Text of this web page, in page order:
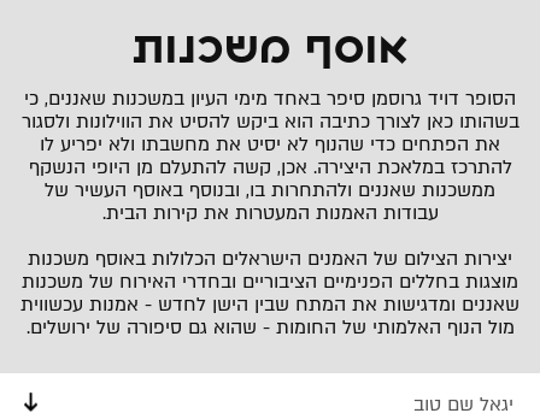
אוסף משכנות
הסופר דויד גרוסמן סיפר באחד מימי העיון במשכנות שאננים, כי
בשהותו כאן לצורך כתיבה הוא ביקש להסיט את הווילונות ולסגור
את הפתחים כדי שהנוף לא יסיט את מחשבתו ולא יפריע לו
להתרכז במלאכת היצירה. אכן, קשה להתעלם מן היופי הנשקף
ממשכנות שאננים ולהתחרות בו, ובנוסף באוסף העשיר של
עבודות האמנות המעטרות את קירות הבית.
יצירות הצילום של האמנים הישראלים הכלולות באוסף משכנות
מוצגות בחללים הפנימיים הציבוריים ובחדרי האירוח של משכנות
שאננים ומדגישות את המתח שבין הישן לחדש - אמנות עכשווית
מול הנוף האלמותי של החומות - שהוא גם סיפורה של ירושלים.
יגאל שם טוב